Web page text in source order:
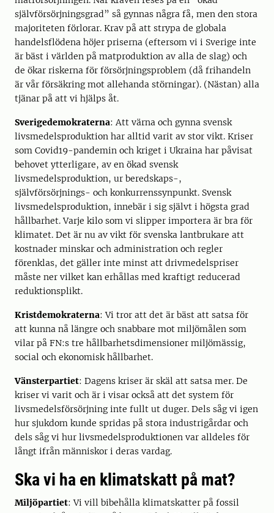
självförsörjningsgrad” så gynnas några få, men den stora
majoriteten förlorar. Krav på att strypa de globala
handelsflödena höjer priserna (eftersom vi i Sverige inte
är bäst i världen på matproduktion av alla de slag) och
de ökar riskerna för försörjningsproblem (då frihandeln
är vår försäkring mot allehanda störningar). (Nästan) alla
tjänar på att vi hjälps åt.
Sverigedemokraterna: Att värna och gynna svensk
livsmedelsproduktion har alltid varit av stor vikt. Kriser
som Covid19-pandemin och kriget i Ukraina har påvisat
behovet ytterligare, av en ökad svensk
livsmedelsproduktion, ur beredskaps-,
självförsörjnings- och konkurrenssynpunkt. Svensk
livsmedelsproduktion, innebär i sig självt i högsta grad
hållbarhet. Varje kilo som vi slipper importera är bra för
klimatet. Det är nu av vikt för svenska lantbrukare att
kostnader minskar och administration och regler
förenklas, det gäller inte minst att drivmedelspriser
måste ner vilket kan erhållas med kraftigt reducerad
reduktionsplikt.
Kristdemokraterna: Vi tror att det är bäst att satsa för
att kunna nå längre och snabbare mot miljömålen som
vilar på FN:s tre hållbarhetsdimensioner miljömässig,
social och ekonomisk hållbarhet.
Vänsterpartiet: Dagens kriser är skäl att satsa mer. De
kriser vi varit och är i visar också att det system för
livsmedelsförsörjning inte fullt ut duger. Dels såg vi igen
hur sjukdom kunde spridas på stora industrigårdar och
dels såg vi hur livsmedelsproduktionen var alldeles för
långt ifrån människor i deras vardag.
Ska vi ha en klimatskatt på mat?
Miljöpartiet: Vi vill bibehålla klimatskatter på fossil